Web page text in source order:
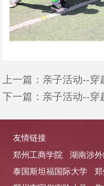
上一篇： 亲子活动--穿
下一篇： 亲子活动--穿
友情链接
郑州工商学院
湖南涉
泰国斯坦福国际大学